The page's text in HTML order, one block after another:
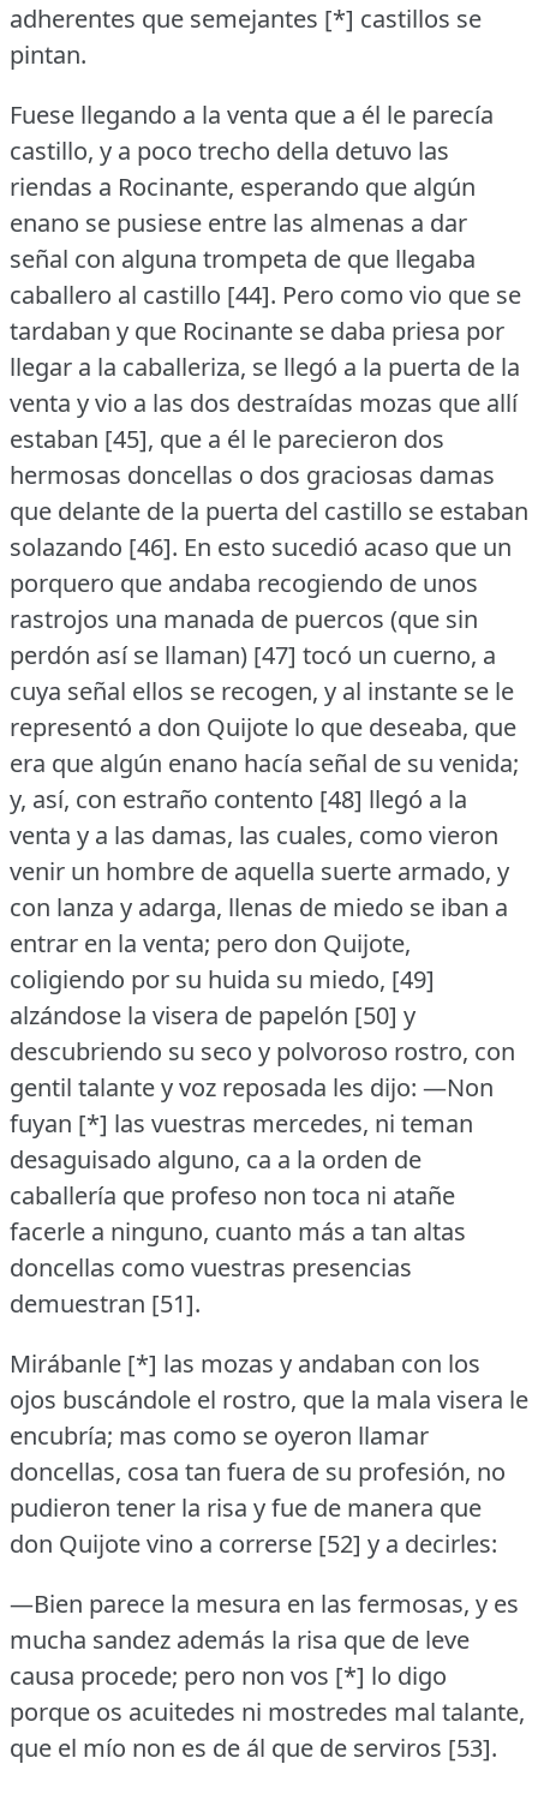
adherentes que semejantes [*] castillos se
pintan.
Fuese llegando a la venta que a él le parecía
castillo, y a poco trecho della detuvo las
riendas a Rocinante, esperando que algún
enano se pusiese entre las almenas a dar
señal con alguna trompeta de que llegaba
caballero al castillo [44]. Pero como vio que se
tardaban y que Rocinante se daba priesa por
llegar a la caballeriza, se llegó a la puerta de la
venta y vio a las dos destraídas mozas que allí
estaban [45], que a él le parecieron dos
hermosas doncellas o dos graciosas damas
que delante de la puerta del castillo se estaban
solazando [46]. En esto sucedió acaso que un
porquero que andaba recogiendo de unos
rastrojos una manada de puercos (que sin
perdón así se llaman) [47] tocó un cuerno, a
cuya señal ellos se recogen, y al instante se le
representó a don Quijote lo que deseaba, que
era que algún enano hacía señal de su venida;
y, así, con estraño contento [48] llegó a la
venta y a las damas, las cuales, como vieron
venir un hombre de aquella suerte armado, y
con lanza y adarga, llenas de miedo se iban a
entrar en la venta; pero don Quijote,
coligiendo por su huida su miedo, [49]
alzándose la visera de papelón [50] y
descubriendo su seco y polvoroso rostro, con
gentil talante y voz reposada les dijo: —Non
fuyan [*] las vuestras mercedes, ni teman
desaguisado alguno, ca a la orden de
caballería que profeso non toca ni atañe
facerle a ninguno, cuanto más a tan altas
doncellas como vuestras presencias
demuestran [51].
Mirábanle [*] las mozas y andaban con los
ojos buscándole el rostro, que la mala visera le
encubría; mas como se oyeron llamar
doncellas, cosa tan fuera de su profesión, no
pudieron tener la risa y fue de manera que
don Quijote vino a correrse [52] y a decirles:
—Bien parece la mesura en las fermosas, y es
mucha sandez además la risa que de leve
causa procede; pero non vos [*] lo digo
porque os acuitedes ni mostredes mal talante,
que el mío non es de ál que de serviros [53].